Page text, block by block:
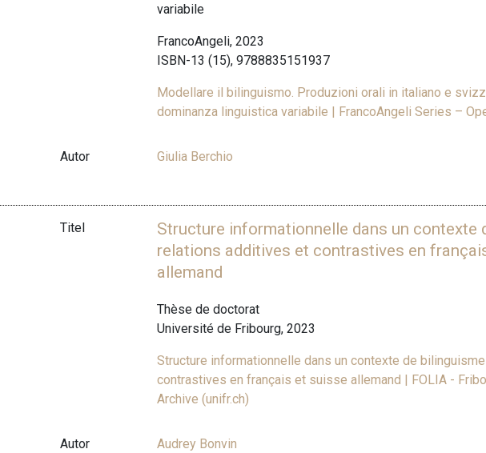
variabile
FrancoAngeli, 2023
ISBN-13 (15), 9788835151937
Modellare il bilinguismo. Produzioni orali in italiano e
dominanza linguistica variabile | FrancoAngeli Series –
Autor Giulia Berchio
Titel
Structure informationnelle dans un contexte
relations additives et contrastives en
allemand
Thèse de doctorat
Université de Fribourg, 2023
Structure informationnelle dans un contexte de
contrastives en français et suisse allemand | FOLIA -
Archive (unifr.ch)
Autor Audrey Bonvin